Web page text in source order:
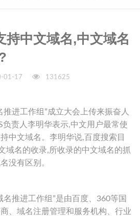
持中文域名,中文域名
01-17 131625
进工作组”成立大会上传来振奋人
责人李明华表示,中文用户最常使
中文域名。李明华说,百度搜索目
域名的收录,所收录的中文域名的抓
没有区别。
名推进工作组”是由百度、360等国
、域名注册管理和服务机构、行业